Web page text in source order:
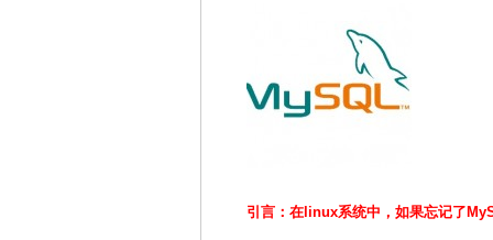
引言：在linux系统中，如果忘记了